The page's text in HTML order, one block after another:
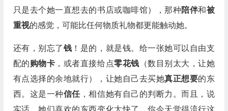
只是去个她一直想去的书店或咖啡馆），那种陪伴和被
重视的感觉，可能比任何物质礼物都更能触动她。
还有，别忘了钱 ！是的，就是钱。给一张她可以自由支
配的购物卡 ，或者直接给点零花钱 （数目别太大，让她
有点选择的余地就行），让她自己去买她真正想要的东
西。这是一种信任，相信她有自己的判断力。而且，说
实话，她们喜欢的东西变化太快了，你今天觉得流行这